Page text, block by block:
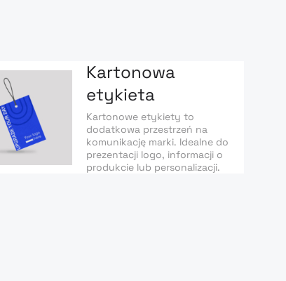
Kartonowa
etykieta
Kartonowe etykiety to
dodatkowa przestrzeń na
komunikację marki. Idealne do
prezentacji logo, informacji o
produkcie lub personalizacji.